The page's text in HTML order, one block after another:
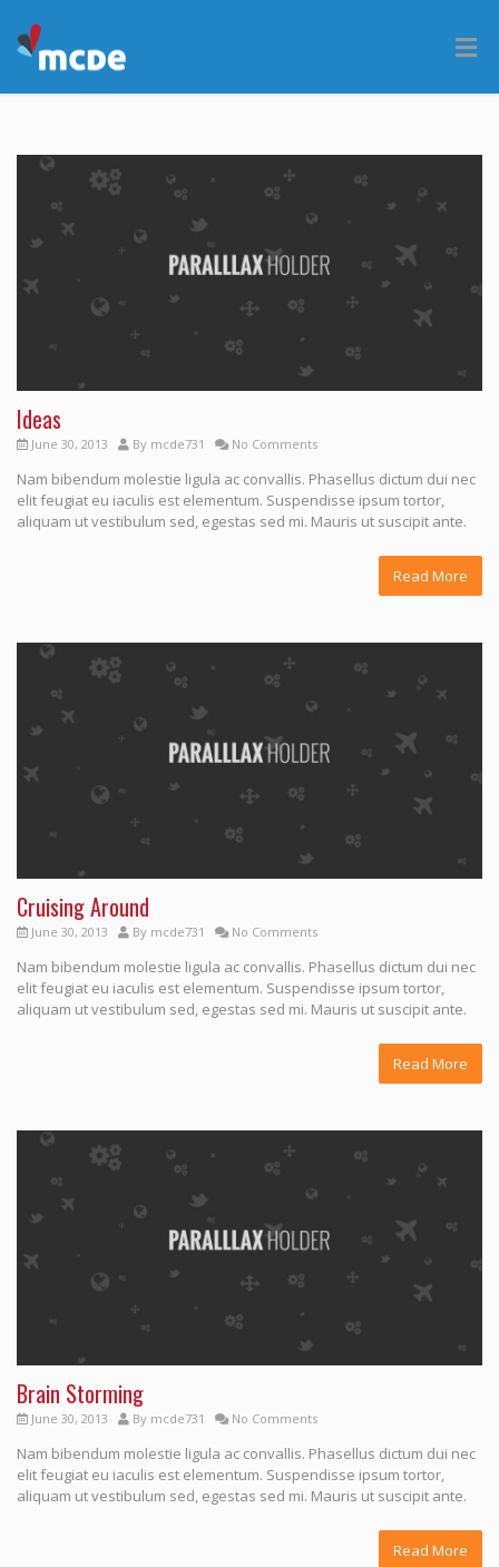
Ideas
June 30, 2013 By mcde731 No Comments
Nam bibendum molestie ligula ac convallis. Phasellus dictum dui nec
elit feugiat eu iaculis est elementum. Suspendisse ipsum tortor,
aliquam ut vestibulum sed, egestas sed mi. Mauris ut suscipit ante.
Read More
Cruising Around
June 30, 2013 By mcde731 No Comments
Nam bibendum molestie ligula ac convallis. Phasellus dictum dui nec
elit feugiat eu iaculis est elementum. Suspendisse ipsum tortor,
aliquam ut vestibulum sed, egestas sed mi. Mauris ut suscipit ante.
Read More
Brain Storming
June 30, 2013 By mcde731 No Comments
Nam bibendum molestie ligula ac convallis. Phasellus dictum dui nec
elit feugiat eu iaculis est elementum. Suspendisse ipsum tortor,
aliquam ut vestibulum sed, egestas sed mi. Mauris ut suscipit ante.
Read More